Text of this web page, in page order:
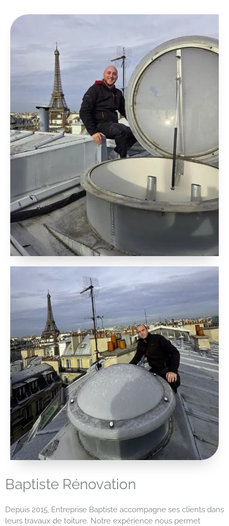
Baptiste Rénovation
Depuis 2015, Entreprise Baptiste accompagne ses clients dans
leurs travaux de toiture. Notre expérience nous permet